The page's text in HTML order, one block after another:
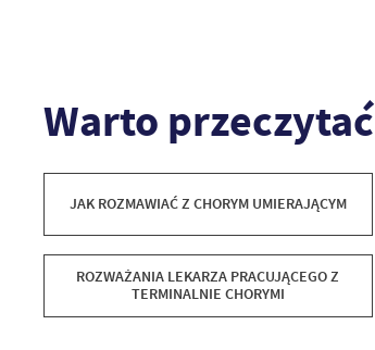
Warto przeczytać
JAK ROZMAWIAĆ Z CHORYM UMIERAJĄCYM
ROZWAŻANIA LEKARZA PRACUJĄCEGO Z
TERMINALNIE CHORYMI